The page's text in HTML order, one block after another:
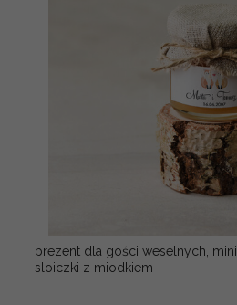
prezent dla gości weselnych, mini
sloiczki z miodkiem